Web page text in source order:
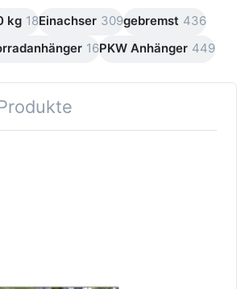
kg 18Einachser 309gebremst 436
16PKW Anhänger 449